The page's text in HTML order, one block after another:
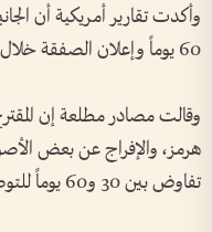
وأكدت تقارير أمريكية أن
60 يوماً وإعلان الصفقة خلال 24 ساعة.
وقالت مصادر مطلعة إن
هرمز، والإفراج عن بعض
تفاوض بين 30 و60 يوماً للتوصل إلى اتفاق تفصيلي.